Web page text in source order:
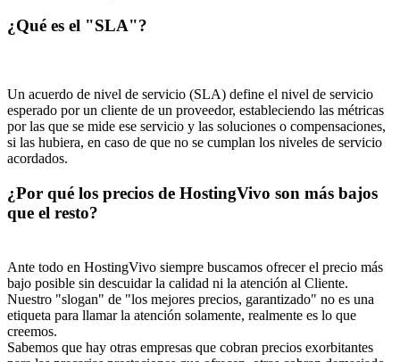
¿Qué es el "SLA"?
Un acuerdo de nivel de servicio (SLA) define el nivel de servicio
esperado por un cliente de un proveedor, estableciendo las métricas
por las que se mide ese servicio y las soluciones o compensaciones,
si las hubiera, en caso de que no se cumplan los niveles de servicio
acordados.
¿Por qué los precios de HostingVivo son más bajos
que el resto?
Ante todo en HostingVivo siempre buscamos ofrecer el precio más
bajo posible sin descuidar la calidad ni la atención al Cliente.
Nuestro "slogan" de "los mejores precios, garantizado" no es una
etiqueta para llamar la atención solamente, realmente es lo que
creemos.
Sabemos que hay otras empresas que cobran precios exorbitantes